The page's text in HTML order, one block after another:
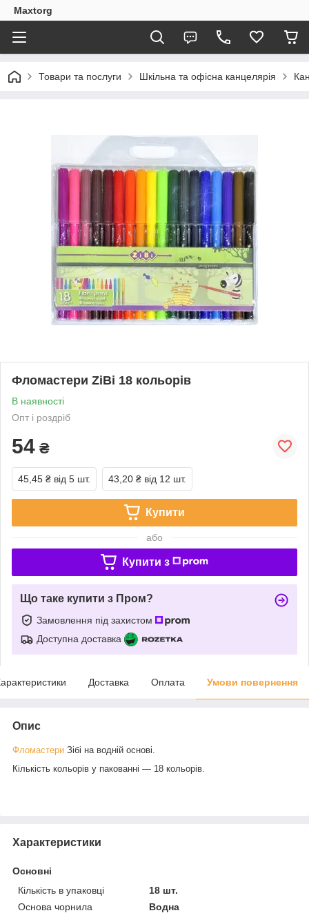
Maxtorg
Товари та послуги Шкільна та офісна канцелярія
Фломастери ZiBi 18 кольорів
В наявності
Опт і роздріб
54 ₴
45,45 ₴ від 5 шт. 43,20 ₴ від 12 шт.
Купити
або
Купити з
Що таке купити з Пром?
Замовлення під захистом
Доступна доставка
Доставка Оплата Умови повернення
Опис
Фломастери Зібі на водній основі.
Кількість кольорів у пакованні — 18 кольорів.
Характеристики
Основні
Кількість в упаковці
18 шт.
Основа чорнила
Водна